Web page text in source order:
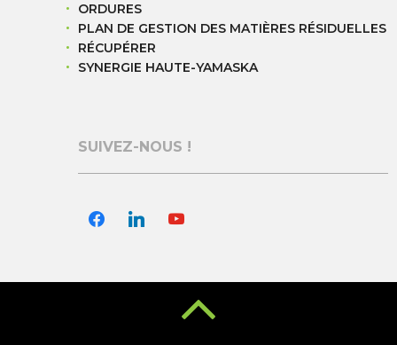
ORDURES
PLAN DE GESTION DES MATIÈRES RÉSIDUELLES
RÉCUPÉRER
SYNERGIE HAUTE-YAMASKA
SUIVEZ-NOUS !
facebooklinkedinyoutube